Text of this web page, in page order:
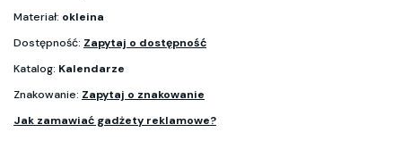
Materiał: okleina
Dostępność: Zapytaj o dostępność
Katalog: Kalendarze
Znakowanie: Zapytaj o znakowanie
Jak zamawiać gadżety reklamowe?